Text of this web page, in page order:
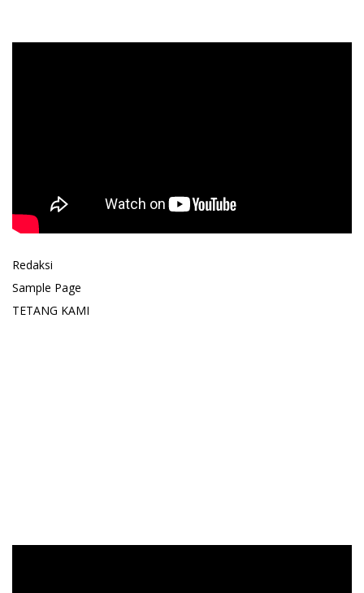
Redaksi
Sample Page
TETANG KAMI